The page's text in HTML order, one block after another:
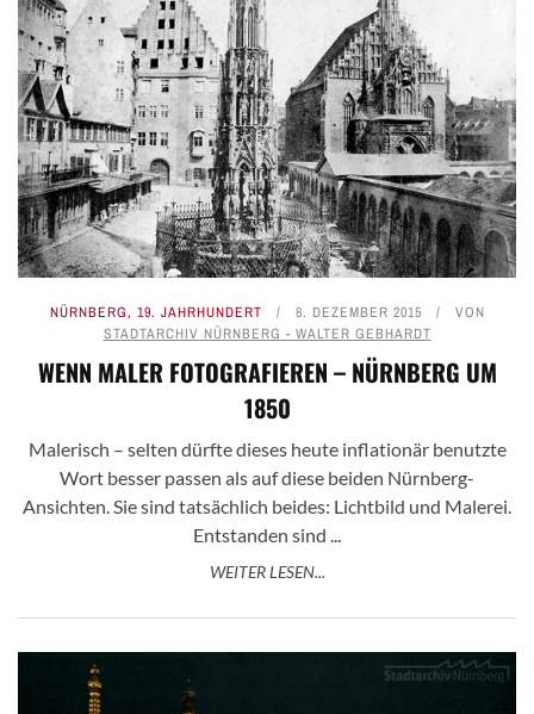
NÜRNBERG, 19. JAHRHUNDERT 8. DEZEMBER 2015
VON
STADTARCHIV NÜRNBERG - WALTER GEBHARDT
WENN MALER FOTOGRAFIEREN – NÜRNBERG UM
1850
Malerisch – selten dürfte dieses heute inflationär benutzte
Wort besser passen als auf diese beiden Nürnberg-
Ansichten. Sie sind tatsächlich beides: Lichtbild und Malerei.
Entstanden sind ...
WEITER LESEN...